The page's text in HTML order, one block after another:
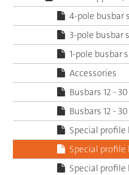
4-pole busbar
3-pole busbar
1-pole busbar
Accessories
Busbars 12 -
Busbars 12 -
Special profile
Special profile
Special profile